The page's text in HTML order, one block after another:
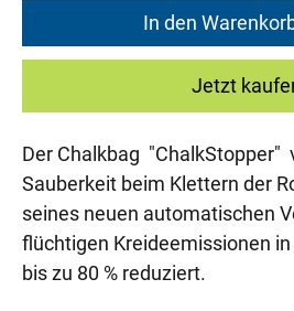
In den
Jetzt
Der Chalkbag "ChalkStopper"
Sauberkeit beim Klettern der
seines neuen automatischen
flüchtigen Kreideemissionen
bis zu 80 % reduziert.